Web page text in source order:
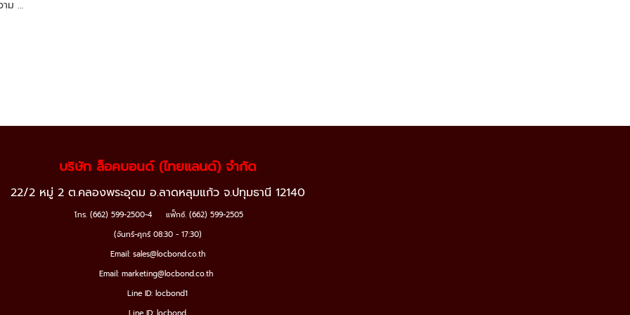
าม …
บริษัท ล็อคบอนด์ (ไทยแลนด์) จำกัด
22/2 หมู่ 2 ต.คลองพระอุดม อ.ลาดหลุมแก้ว จ.ปทุมธานี 12140
โทร. (662) 599-2500-4 แฟ็กซ์. (662) 599-2505
(จันทร์-ศุกร์ 08:30 - 17:30)
Email: sales@locbond.co.th
Email: marketing@locbond.co.th
Line ID: locbond1
Line ID: locbond